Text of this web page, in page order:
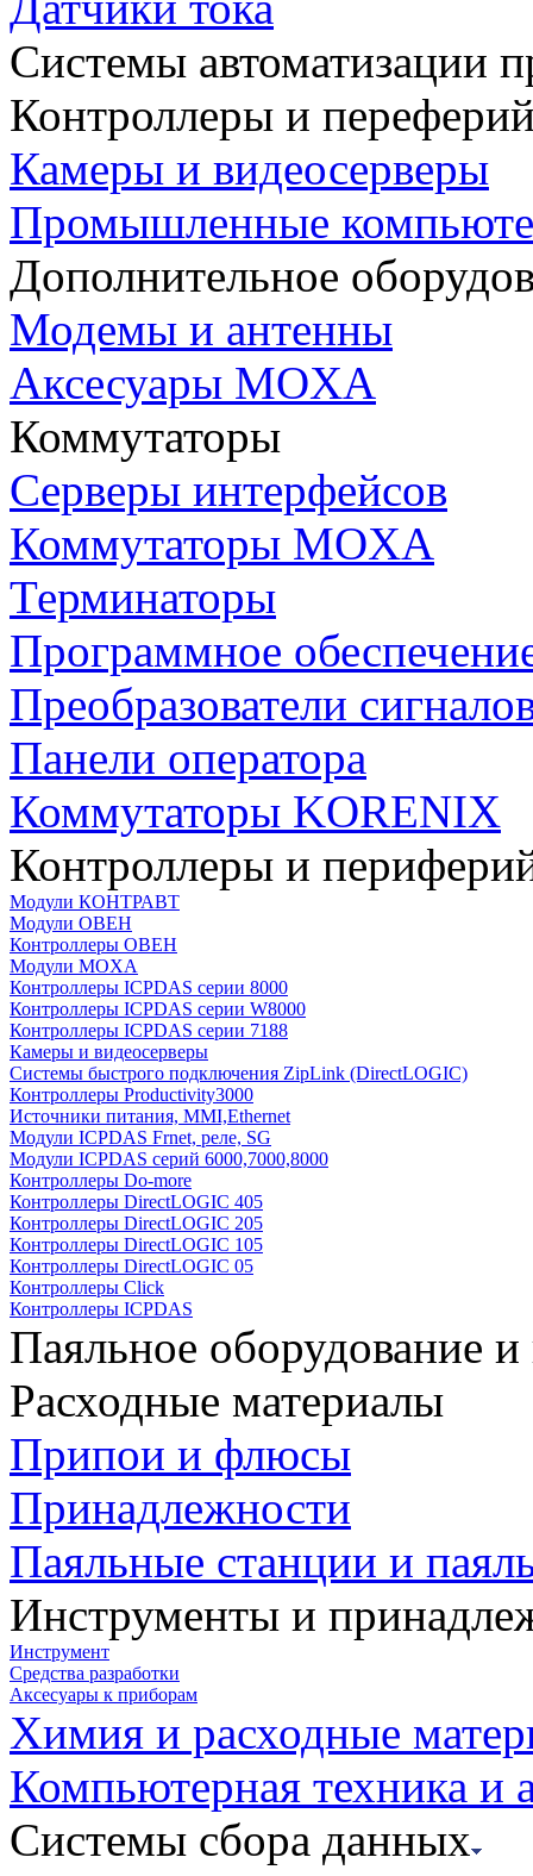
Системы автоматизации
Контроллеры и
Камеры и видеосерверы
Промышленные
Дополнительное
Модемы и антенны
Аксесуары MOXA
Коммутаторы
Серверы интерфейсов
Коммутаторы MOXA
Терминаторы
Программное
Преобразователи
Панели оператора
Коммутаторы KORENIX
Контроллеры и
Модули КОНТРАВТ
Модули ОВЕН
Контроллеры ОВЕН
Модули MOXA
Контроллеры ICPDAS серии 8000
Контроллеры ICPDAS серии W8000
Контроллеры ICPDAS серии 7188
Камеры и видеосерверы
Системы быстрого подключения ZipLink (DirectLOGIC)
Контроллеры Productivity3000
Источники питания, MMI,Ethernet
Модули ICPDAS Frnet, реле, SG
Модули ICPDAS серий 6000,7000,8000
Контроллеры Do-more
Контроллеры DirectLOGIC 405
Контроллеры DirectLOGIC 205
Контроллеры DirectLOGIC 105
Контроллеры DirectLOGIC 05
Контроллеры Click
Контроллеры ICPDAS
Паяльное оборудование
Расходные материалы
Припои и флюсы
Принадлежности
Паяльные станции и
Инструменты и
Инструмент
Средства разработки
Аксесуары к приборам
Химия и расходные
Компьютерная техника и
Системы сбора данных